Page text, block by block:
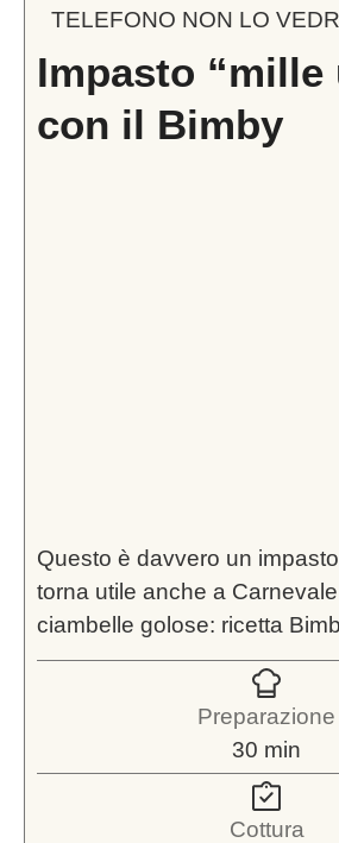
TELEFONO NON LO
Impasto “mille
con il Bimby
Questo è davvero un
torna utile anche a
ciambelle golose: ricetta
Preparazione
30 minuti
min
Cottura